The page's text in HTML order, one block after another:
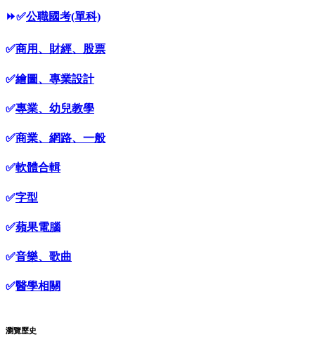
⏩✅公職國考(單科)
✅商用、財經、股票
✅繪圖、專業設計
✅專業、幼兒教學
✅商業、網路、一般
✅軟體合輯
✅字型
✅蘋果電腦
✅音樂、歌曲
✅醫學相關
瀏覽歷史